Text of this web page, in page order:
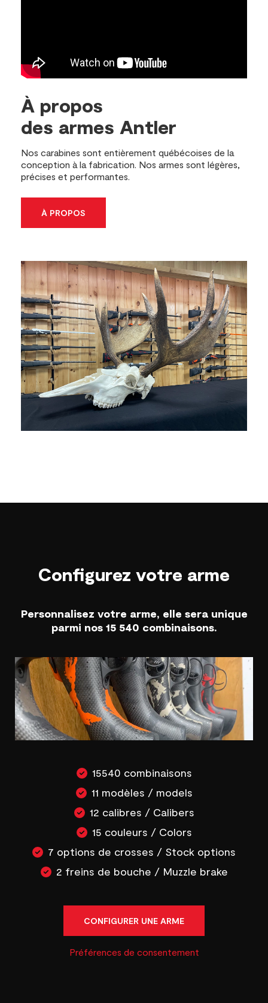
À propos
des armes Antler
Nos carabines sont entièrement québécoises de la
conception à la fabrication. Nos armes sont légères,
précises et performantes.
À PROPOS
Configurez votre arme
Personnalisez votre arme, elle sera unique
parmi nos 15 540 combinaisons.
15540 combinaisons
11 modèles / models
12 calibres / Calibers
15 couleurs / Colors
7 options de crosses / Stock options
2 freins de bouche / Muzzle brake
CONFIGURER UNE ARME
Préférences de consentement